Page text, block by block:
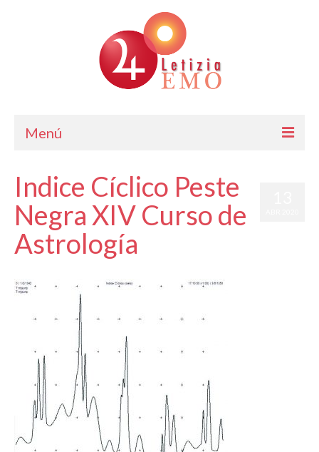
Menú
Cursos de Astrología
Consulta
Blog. Horóscopo Gratis
Letizia Emo
Contáctame
Indice Cíclico Peste
Negra XIV Curso de
Astrología